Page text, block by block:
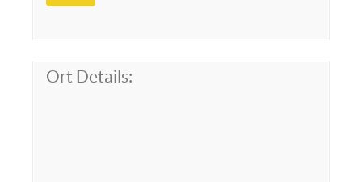
Ort Details: